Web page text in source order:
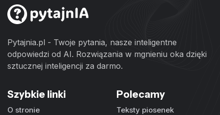
Pytajnia.pl - Twoje pytania, nasze inteligentne
odpowiedzi od AI. Rozwiązania w mgnieniu oka dzięki
sztucznej inteligencji za darmo.
Szybkie linki
O stronie
Polecamy
Teksty piosenek